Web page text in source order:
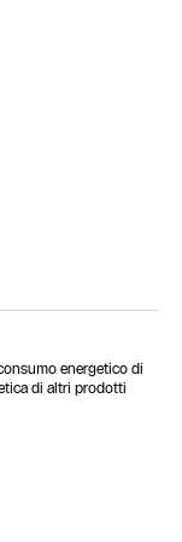
energetico di
di altri prodotti